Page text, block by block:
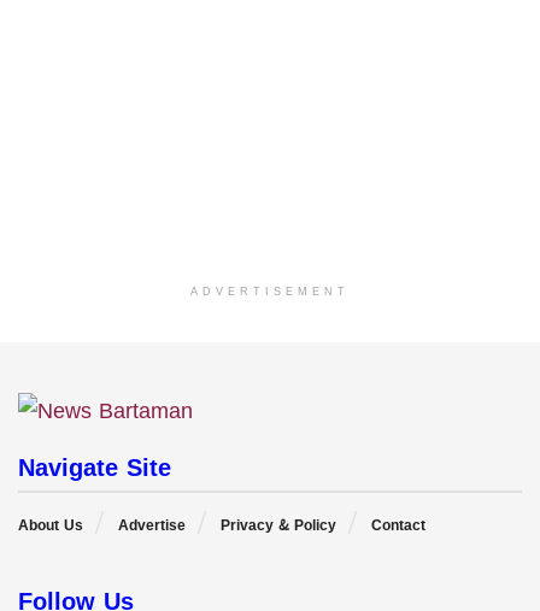
ADVERTISEMENT
Navigate Site
About Us Advertise Privacy & Policy Contact
Follow Us